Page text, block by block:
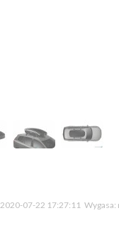
2020-07-22 17:27:11 Wygasa: